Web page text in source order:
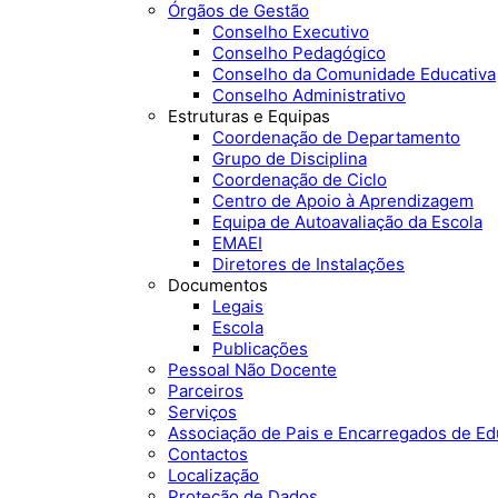
Órgãos de Gestão
Conselho Executivo
Conselho Pedagógico
Conselho da Comunidade Educativa
Conselho Administrativo
Estruturas e Equipas
Coordenação de Departamento
Grupo de Disciplina
Coordenação de Ciclo
Centro de Apoio à Aprendizagem
Equipa de Autoavaliação da Escola
EMAEI
Diretores de Instalações
Documentos
Legais
Escola
Publicações
Pessoal Não Docente
Parceiros
Serviços
Associação de Pais e Encarregados de
Contactos
Localização